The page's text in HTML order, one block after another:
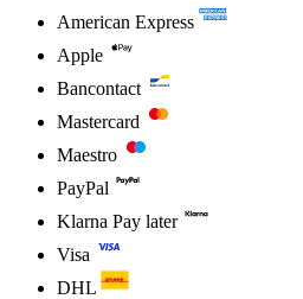
American Express
Apple
Bancontact
Mastercard
Maestro
PayPal
Klarna Pay later
Visa
DHL